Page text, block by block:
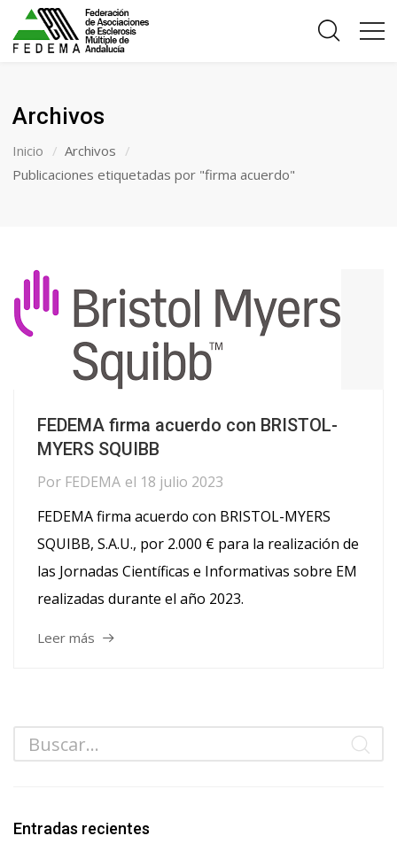
Archivos
Inicio
Archivos
Publicaciones etiquetadas por "firma acuerdo"
FEDEMA firma acuerdo con BRISTOL-
MYERS SQUIBB
Por FEDEMA el 18 julio 2023
FEDEMA firma acuerdo con BRISTOL-MYERS
SQUIBB, S.A.U., por 2.000 € para la realización de
las Jornadas Científicas e Informativas sobre EM
realizadas durante el año 2023.
Leer más
Entradas recientes